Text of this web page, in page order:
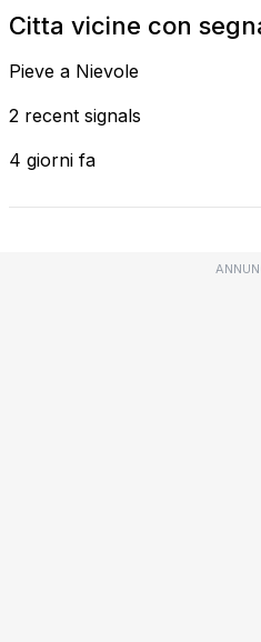
Citta vicine con
Pieve a Nievole
2 recent signals
4 giorni fa